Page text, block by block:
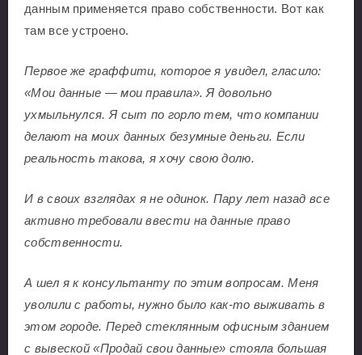
данным применяется право собственности. Вот как
там все устроено.
Первое же граффити, которое я увидел, гласило:
«Мои данные — мои правила». Я довольно
ухмыльнулся. Я сыт по горло тем, что компании
делают на моих данных безумные деньги. Если
реальность такова, я хочу свою долю.
И в своих взглядах я не одинок. Пару лет назад все
активно требовали ввести на данные право
собственности.
А шел я к консультанту по этим вопросам. Меня
уволили с работы, нужно было как-то выживать в
этом городе. Перед стеклянным офисным зданием
с вывеской «Продай свои данные» стояла большая